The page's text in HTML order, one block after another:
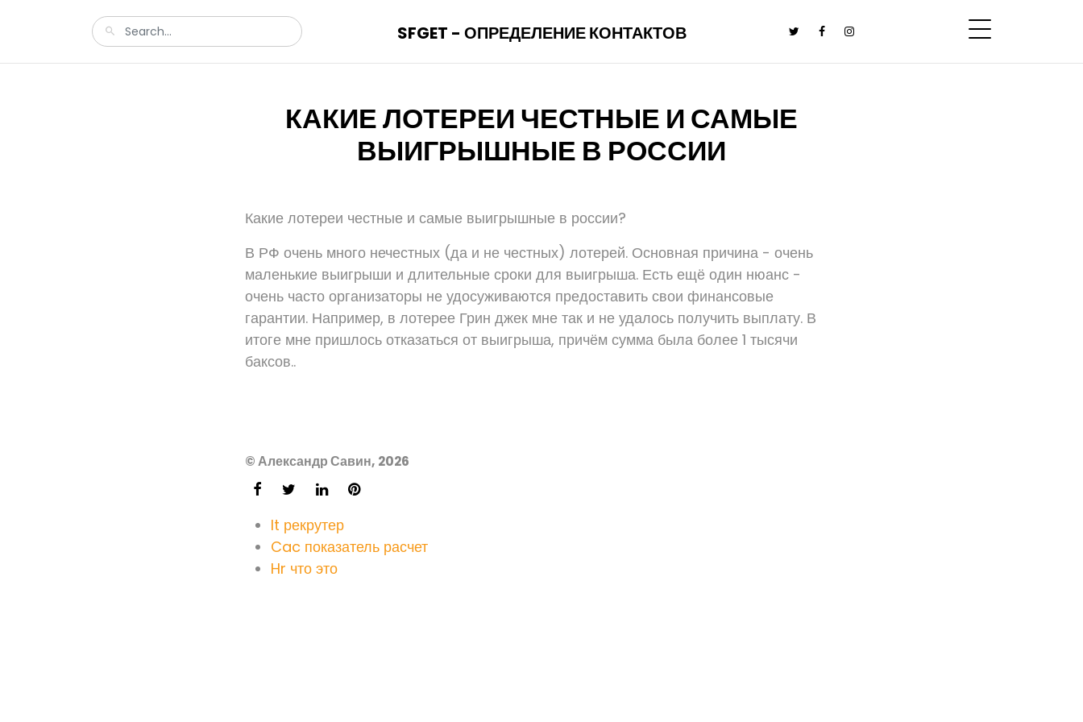
SFGET - ОПРЕДЕЛЕНИЕ КОНТАКТОВ
КАКИЕ ЛОТЕРЕИ ЧЕСТНЫЕ И САМЫЕ
ВЫИГРЫШНЫЕ В РОССИИ
Какие лотереи честные и самые выигрышные в россии?
В РФ очень много нечестных (да и не честных) лотерей. Основная причина - очень
маленькие выигрыши и длительные сроки для выигрыша. Есть ещё один нюанс -
очень часто организаторы не удосуживаются предоставить свои финансовые
гарантии. Например, в лотерее Грин джек мне так и не удалось получить выплату. В
итоге мне пришлось отказаться от выигрыша, причём сумма была более 1 тысячи
баксов..
© Александр Савин, 2026
It рекрутер
Cac показатель расчет
Hr что это